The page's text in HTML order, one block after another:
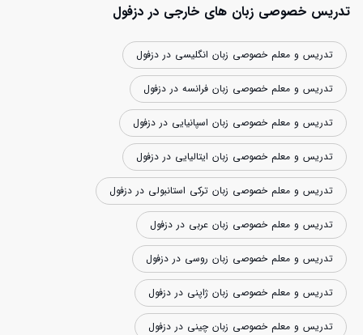
تدریس خصوصی زبان های خارجی در دزفول
تدریس و معلم خصوصی زبان انگلیسی در دزفول
تدریس و معلم خصوصی زبان فرانسه در دزفول
تدریس و معلم خصوصی زبان اسپانیایی در دزفول
تدریس و معلم خصوصی زبان ایتالیایی در دزفول
تدریس و معلم خصوصی زبان ترکی استانبولی در دزفول
تدریس و معلم خصوصی زبان عربی در دزفول
تدریس و معلم خصوصی زبان روسی در دزفول
تدریس و معلم خصوصی زبان ژاپنی در دزفول
تدریس و معلم خصوصی زبان چینی در دزفول